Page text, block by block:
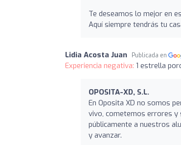
Te deseamos lo mejor en
Aquí siempre tendrás tu
Lidia Acosta Juan Publicada en
Experiencia negativa: 1 estrella
OPOSITA-XD, S.L.
En Oposita XD no somos
vivo, cometemos errores y
públicamente a nuestros
y avanzar.